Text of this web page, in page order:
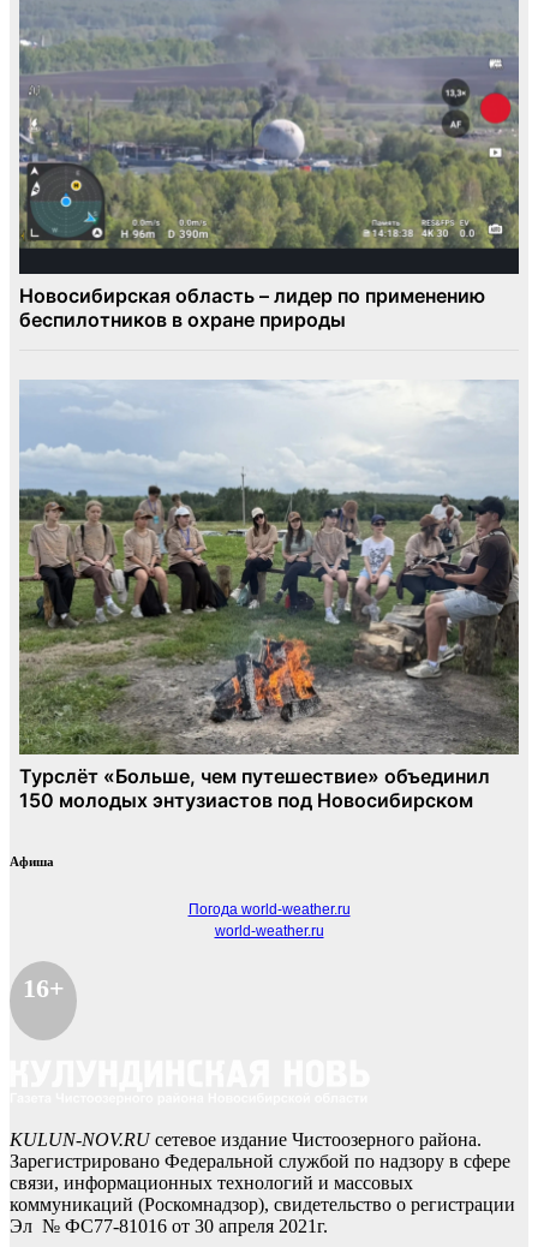
Афиша
Погода world-weather.ru
world-weather.ru
16+
KULUN-NOV.RUсетевое издание Чистоозерного района.
Зарегистрировано Федеральной службой по надзору в сфере
связи, информационных технологий и массовых
коммуникаций (Роскомнадзор), свидетельство о регистрации
Эл № ФС77-81016 от 30 апреля 2021г.